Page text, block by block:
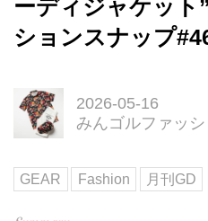
ーディジャケット
ションスナップ#46
2026-05-16
みんゴルファッ
GEAR Fashion 月刊GD